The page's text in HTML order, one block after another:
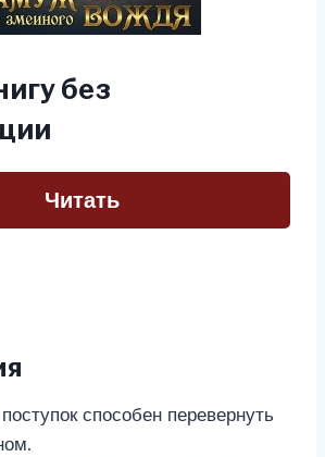
без
Читать
способен перевернуть